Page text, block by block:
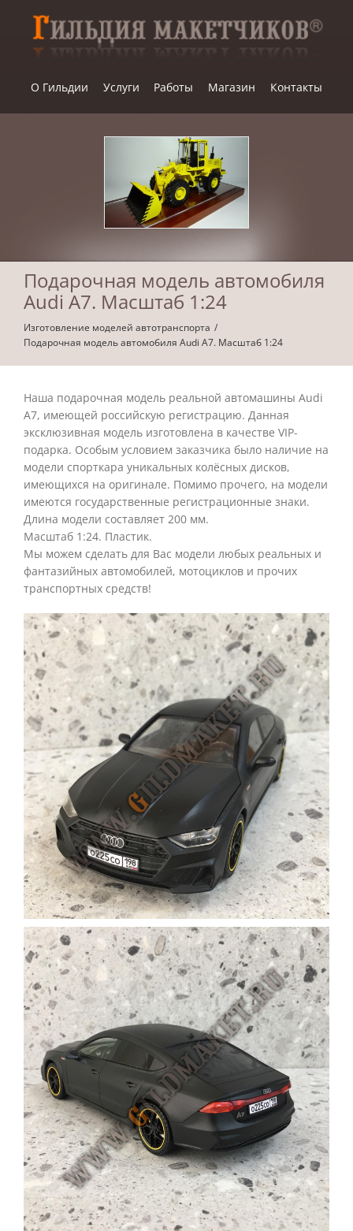
content
О Гильдии Услуги Работы Магазин Контакты
Подарочная модель автомобиля
Audi A7. Масштаб 1:24
Изготовление моделей автотранспорта
Подарочная модель автомобиля Audi A7. Масштаб 1:24
Наша подарочная модель реальной автомашины Audi
A7, имеющей российскую регистрацию. Данная
эксклюзивная модель изготовлена в качестве VIP-
подарка. Особым условием заказчика было наличие на
модели спорткара уникальных колёсных дисков,
имеющихся на оригинале. Помимо прочего, на модели
имеются государственные регистрационные знаки.
Длина модели составляет 200 мм.
Масштаб 1:24. Пластик.
Мы можем сделать для Вас модели любых реальных и
фантазийных автомобилей, мотоциклов и прочих
транспортных средств!